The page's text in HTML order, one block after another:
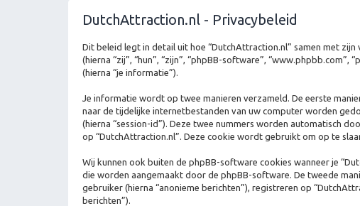
DutchAttraction.nl - Privacybeleid
Dit beleid legt in detail uit hoe “DutchAttraction.nl” samen met
(hierna “zij”, “hun”, “zijn”, “phpBB-software”,
(hierna “je informatie”).
Je informatie wordt op twee manieren verzameld. De eerste
naar de tijdelijke internetbestanden van uw computer worden
(hierna “session-id”). Deze twee nummers worden automatisch
op “DutchAttraction.nl”. Deze cookie wordt gebruikt om op te
Wij kunnen ook buiten de phpBB-software cookies wanneer je
die worden aangemaakt door de phpBB-software. De tweede
gebruiker (hierna “anonieme berichten”), registreren op
berichten”).